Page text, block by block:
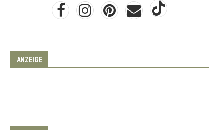
ANZEIGE